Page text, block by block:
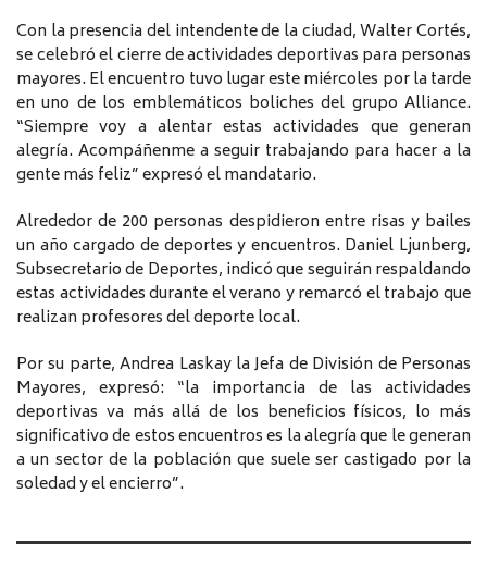
Con la presencia del intendente de la ciudad, Walter Cortés,
se celebró el cierre de actividades deportivas para personas
mayores. El encuentro tuvo lugar este miércoles por la tarde
en uno de los emblemáticos boliches del grupo Alliance.
“Siempre voy a alentar estas actividades que generan
alegría. Acompáñenme a seguir trabajando para hacer a la
gente más feliz” expresó el mandatario.
Alrededor de 200 personas despidieron entre risas y bailes
un año cargado de deportes y encuentros. Daniel Ljunberg,
Subsecretario de Deportes, indicó que seguirán respaldando
estas actividades durante el verano y remarcó el trabajo que
realizan profesores del deporte local.
Por su parte, Andrea Laskay la Jefa de División de Personas
Mayores, expresó: “la importancia de las actividades
deportivas va más allá de los beneficios físicos, lo más
significativo de estos encuentros es la alegría que le generan
a un sector de la población que suele ser castigado por la
soledad y el encierro”.